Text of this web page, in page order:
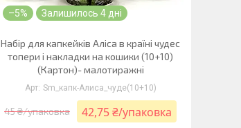
–5% Залишилось 4 дні
Набір для капкейків Аліса в країні чудес
топери і накладки на кошики (10+10)
(Картон)- малотиражні
Sm_капк-Алиса_чуде(10+10)
45 ₴/упаковка 42,75 ₴/упаковка